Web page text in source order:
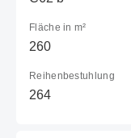
Fläche in m²
260
Reihenbestuhlung
264